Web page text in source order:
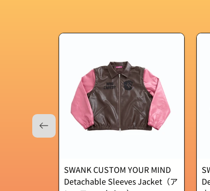
SWANK CUSTOM YOUR MIND
Detachable Sleeves Jacket（ア